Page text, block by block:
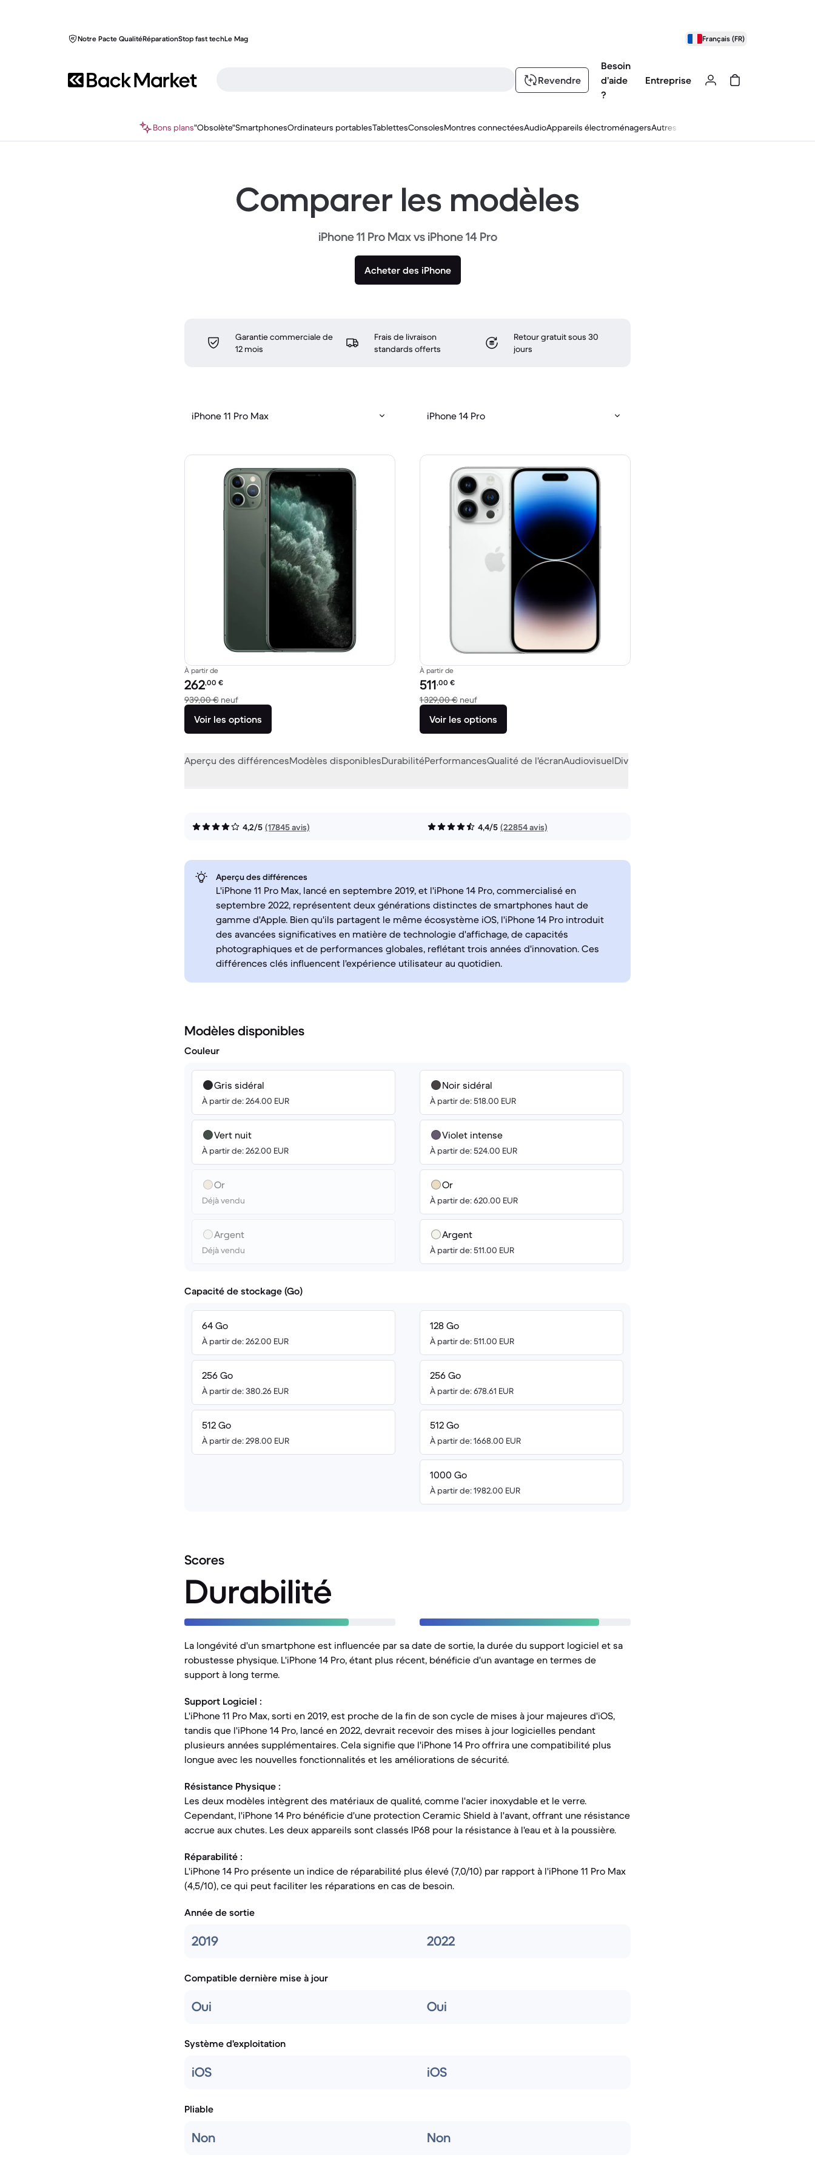
Notre Pacte QualitéRéparationStop fast techLe Mag Français (FR)
Revendre
Besoin
d’aide
?
Entreprise
Bons plans"Obsolète"SmartphonesOrdinateurs portablesTablettesConsolesMontres connectéesAudioAppareils électroménagersAutres
Comparer les modèles
iPhone 11 Pro Max vs iPhone 14 Pro
Acheter des iPhone
Garantie commerciale de
12 mois
Frais de livraison
standards offerts
Retour gratuit sous 30
jours
iPhone 11 Pro Max iPhone 14 Pro
À partir de
Prix reconditionné :
262,00 €
939,00 € neufcontre 939,00 € neuf
Voir les options
À partir de
Prix reconditionné :
511,00 €
1 329,00 € neufcontre 1 329,00 € neuf
Voir les options
Aperçu des différencesModèles disponiblesDurabilitéPerformancesQualité de l'écranAudiovisuelDivers
4,2/5 (17845 avis) 4,4/5 (22854 avis)
Aperçu des différences
L'iPhone 11 Pro Max, lancé en septembre 2019, et l'iPhone 14 Pro, commercialisé en
septembre 2022, représentent deux générations distinctes de smartphones haut de
gamme d'Apple. Bien qu'ils partagent le même écosystème iOS, l'iPhone 14 Pro introduit
des avancées significatives en matière de technologie d'affichage, de capacités
photographiques et de performances globales, reflétant trois années d'innovation. Ces
différences clés influencent l'expérience utilisateur au quotidien.
Modèles disponibles
Couleur
Gris sidéral
À partir de: 264.00 EUR
Vert nuit
À partir de: 262.00 EUR
Or
Déjà vendu
Argent
Déjà vendu
Noir sidéral
À partir de: 518.00 EUR
Violet intense
À partir de: 524.00 EUR
Or
À partir de: 620.00 EUR
Argent
À partir de: 511.00 EUR
Capacité de stockage (Go)
64 Go
À partir de: 262.00 EUR
256 Go
À partir de: 380.26 EUR
512 Go
À partir de: 298.00 EUR
128 Go
À partir de: 511.00 EUR
256 Go
À partir de: 678.61 EUR
512 Go
À partir de: 1668.00 EUR
1000 Go
À partir de: 1982.00 EUR
Scores
Durabilité
La longévité d'un smartphone est influencée par sa date de sortie, la durée du support logiciel et sa
robustesse physique. L'iPhone 14 Pro, étant plus récent, bénéficie d'un avantage en termes de
support à long terme.
Support Logiciel :
L'iPhone 11 Pro Max, sorti en 2019, est proche de la fin de son cycle de mises à jour majeures d'iOS,
tandis que l'iPhone 14 Pro, lancé en 2022, devrait recevoir des mises à jour logicielles pendant
plusieurs années supplémentaires. Cela signifie que l'iPhone 14 Pro offrira une compatibilité plus
longue avec les nouvelles fonctionnalités et les améliorations de sécurité.
Résistance Physique :
Les deux modèles intègrent des matériaux de qualité, comme l'acier inoxydable et le verre.
Cependant, l'iPhone 14 Pro bénéficie d'une protection Ceramic Shield à l'avant, offrant une résistance
accrue aux chutes. Les deux appareils sont classés IP68 pour la résistance à l'eau et à la poussière.
Réparabilité :
L'iPhone 14 Pro présente un indice de réparabilité plus élevé (7,0/10) par rapport à l'iPhone 11 Pro Max
(4,5/10), ce qui peut faciliter les réparations en cas de besoin.
Année de sortie
2019 2022
Compatible dernière mise à jour
Oui Oui
Système d'exploitation
iOS iOS
Pliable
Non Non